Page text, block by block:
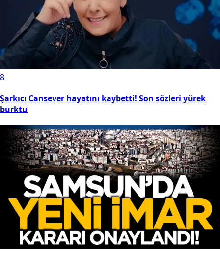
8
Şarkıcı Cansever hayatını kaybetti! Son sözleri yürek
burktu